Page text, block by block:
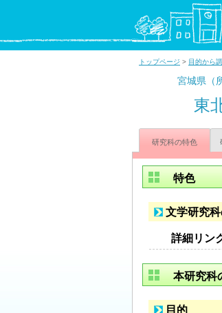
トップページ > 目的から
宮城県（
東
研究科の特色
特色
文学研究
詳細リン
本研究科
目的